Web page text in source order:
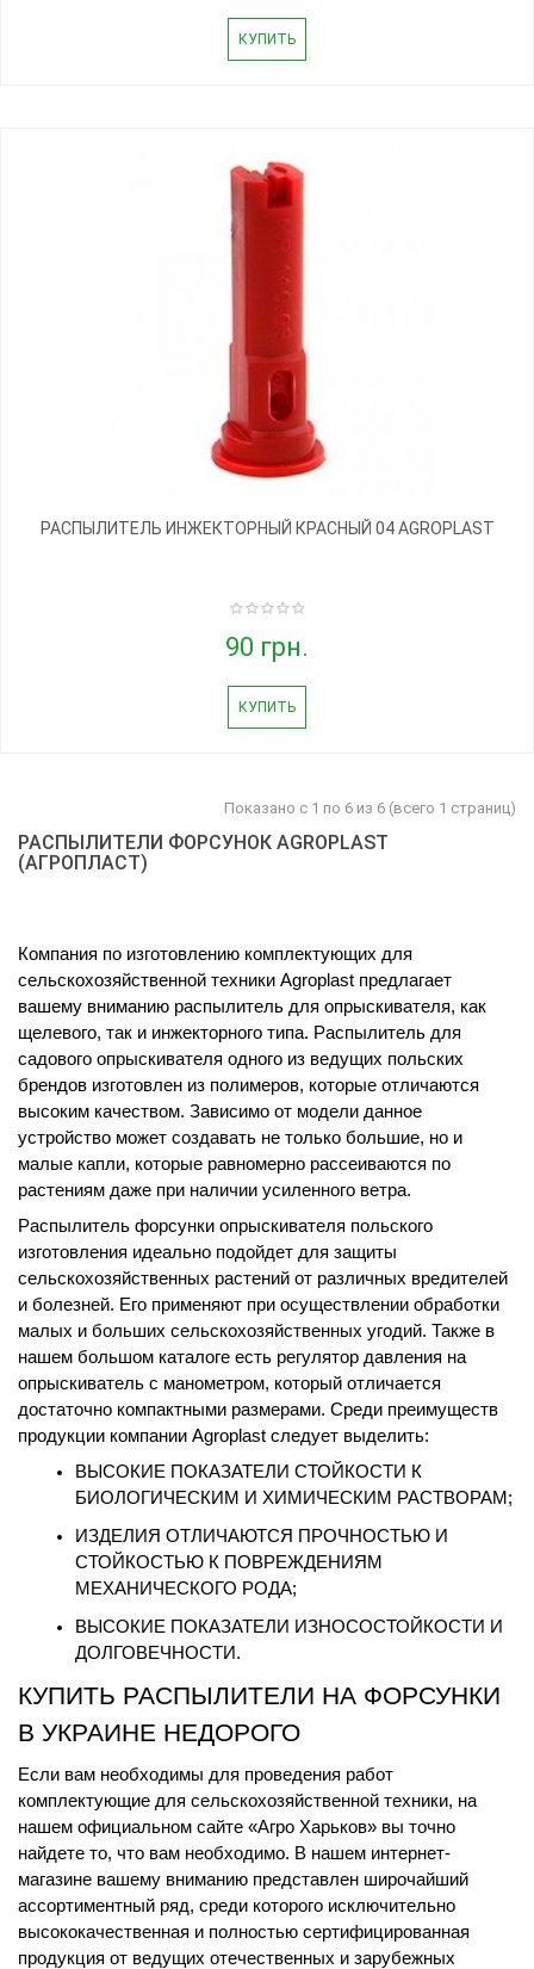
КУПИТЬ
РАСПЫЛИТЕЛЬ ИНЖЕКТОРНЫЙ КРАСНЫЙ 04 AGROPLAST
90 грн.
КУПИТЬ
Показано с 1 по 6 из 6 (всего 1 страниц)
РАСПЫЛИТЕЛИ ФОРСУНОК AGROPLAST
(АГРОПЛАСТ)
Компания по изготовлению комплектующих для
сельскохозяйственной техники Agroplast предлагает
вашему вниманию распылитель для опрыскивателя, как
щелевого, так и инжекторного типа. Распылитель для
садового опрыскивателя одного из ведущих польских
брендов изготовлен из полимеров, которые отличаются
высоким качеством. Зависимо от модели данное
устройство может создавать не только большие, но и
малые капли, которые равномерно рассеиваются по
растениям даже при наличии усиленного ветра.
Распылитель форсунки опрыскивателя польского
изготовления идеально подойдет для защиты
сельскохозяйственных растений от различных вредителей
и болезней. Его применяют при осуществлении обработки
малых и больших сельскохозяйственных угодий. Также в
нашем большом каталоге есть регулятор давления на
опрыскиватель с манометром, который отличается
достаточно компактными размерами. Среди преимуществ
продукции компании Agroplast следует выделить:
ВЫСОКИЕ ПОКАЗАТЕЛИ СТОЙКОСТИ К
БИОЛОГИЧЕСКИМ И ХИМИЧЕСКИМ РАСТВОРАМ;
ИЗДЕЛИЯ ОТЛИЧАЮТСЯ ПРОЧНОСТЬЮ И
СТОЙКОСТЬЮ К ПОВРЕЖДЕНИЯМ
МЕХАНИЧЕСКОГО РОДА;
ВЫСОКИЕ ПОКАЗАТЕЛИ ИЗНОСОСТОЙКОСТИ И
ДОЛГОВЕЧНОСТИ.
КУПИТЬ РАСПЫЛИТЕЛИ НА ФОРСУНКИ
В УКРАИНЕ НЕДОРОГО
Если вам необходимы для проведения работ
комплектующие для сельскохозяйственной техники, на
нашем официальном сайте «Агро Харьков» вы точно
найдете то, что вам необходимо. В нашем интернет-
магазине вашему вниманию представлен широчайший
ассортиментный ряд, среди которого исключительно
высококачественная и полностью сертифицированная
продукция от ведущих отечественных и зарубежных